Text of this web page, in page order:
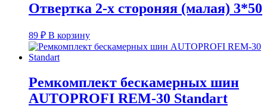
Отвертка 2-х стороняя (малая) 3*50
89 ₽ В корзину
Ремкомплект бескамерных шин
AUTOPROFI REM-30 Standart